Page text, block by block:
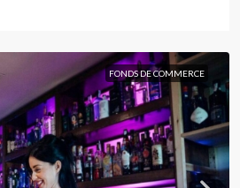
FONDS DE COMMERCE